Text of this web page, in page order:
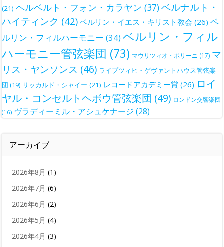
(21) ヘルベルト・フォン・カラヤン (37)ベルナルト・
ハイティンク (42) ベルリン・イエス・キリスト教会 (26) ベ
ルリン・フィルハーモニー (34)ベルリン・フィル
ハーモニー管弦楽団 (73) マウリツィオ・ポリーニ (17) マ
リス・ヤンソンス (46) ライプツィヒ・ゲヴァントハウス管弦楽
団 (19) リッカルド・シャイー (21) レコードアカデミー賞 (26) ロイ
ヤル・コンセルトヘボウ管弦楽団 (49) ロンドン交響楽団
(16) ヴラディーミル・アシュケナージ (28)
アーカイブ
2026年8月 (1)
2026年7月 (6)
2026年6月 (2)
2026年5月 (4)
2026年4月 (3)